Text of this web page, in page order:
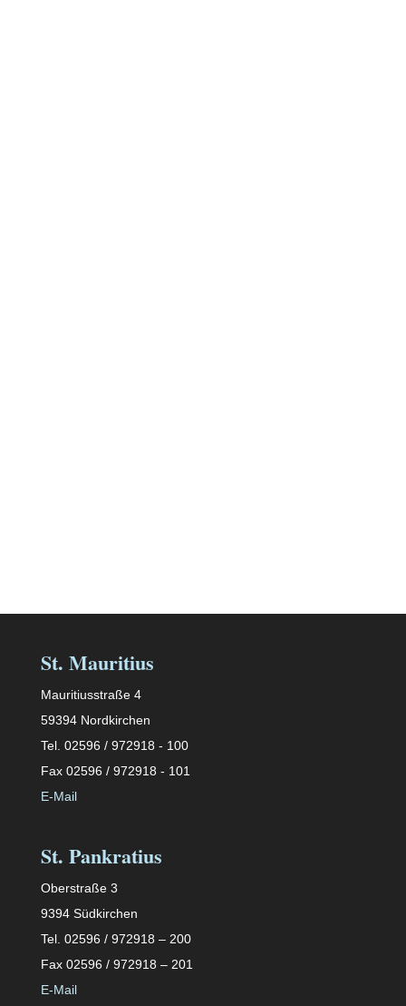
St. Mauritius
Mauritiusstraße 4
59394 Nordkirchen
Tel. 02596 / 972918 - 100
Fax 02596 / 972918 - 101
E-Mail
St. Pankratius
Oberstraße 3
9394 Südkirchen
Tel. 02596 / 972918 – 200
Fax 02596 / 972918 – 201
E-Mail